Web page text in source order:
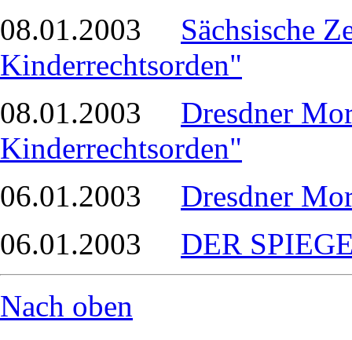
08.01.2003 Sächsische
Kinderrechtsorden"
08.01.2003 Dresdner
Kinderrechtsorden"
06.01.2003 Dresdner
06.01.2003 DER
Nach oben